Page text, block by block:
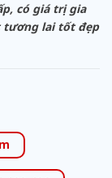
có giá trị gia
tương lai tốt đẹp